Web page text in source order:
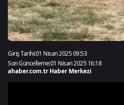
Giriş Tarihi:01 Nisan 2025 09:53
Son Güncelleme:01 Nisan 2025 16:18
ahaber.com.tr Haber Merkezi